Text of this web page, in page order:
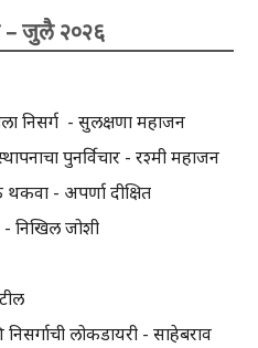
जुलै २०२६
निसर्ग - सुलक्षणा महाजन
पुनर्विचार - रश्मी महाजन
- अपर्णा दीक्षित
- निखिल जोशी
लोकडायरी - साहेबराव